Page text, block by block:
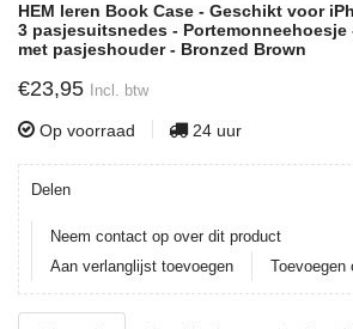
HEM leren Book Case - Geschikt voor
3 pasjesuitsnedes - Portemonneehoesje
met pasjeshouder - Bronzed Brown
€23,95 Incl. btw
Op voorraad 24 uur
Delen
Neem contact op over dit product
Aan verlanglijst toevoegen
Toevoegen